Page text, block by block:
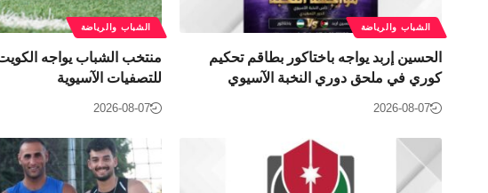
الشباب والرياضة
الحسين إربد يواجه باختاكور بطاقم تحكيم
كوري في ملحق دوري النخبة الآسيوي
2026-08-07
الشباب والرياضة
منتخب الشباب يواجه الكويت
للتصفيات الآسيوية
2026-08-07